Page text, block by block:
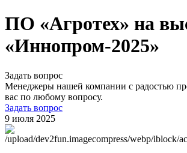
ПО «Агротех» на
«Иннопром-2025»
Задать вопрос
Менеджеры нашей компании с радостью
вас по любому вопросу.
Задать вопрос
9 июля 2025